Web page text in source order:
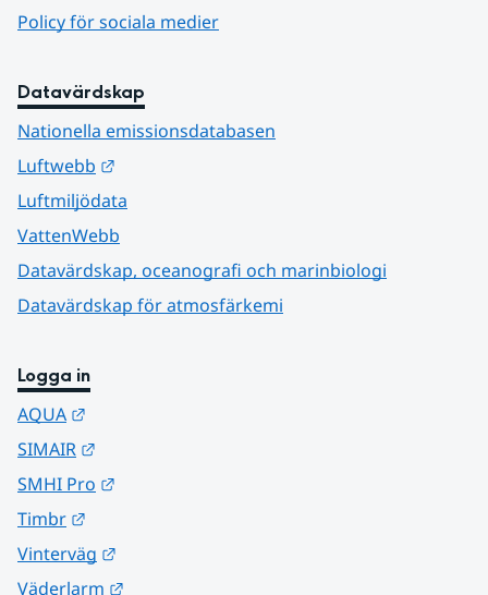
Policy för sociala medier
Datavärdskap
Nationella emissionsdatabasen
Luftwebb
Luftmiljödata
VattenWebb
Datavärdskap, oceanografi och marinbiologi
Datavärdskap för atmosfärkemi
Logga in
AQUA
SIMAIR
SMHI Pro
Timbr
Vinterväg
Väderlarm